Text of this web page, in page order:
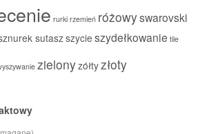
rurki rzemień różowyswarovski
sutaszszycie szydełkowanie tile
zielonyzółtyzłoty